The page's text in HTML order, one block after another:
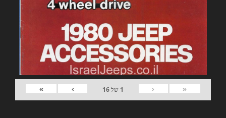
«
‹
1 של16
›
»